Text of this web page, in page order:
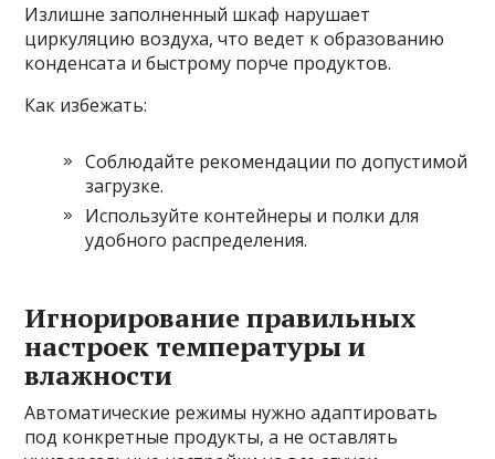
Излишне заполненный шкаф нарушает
циркуляцию воздуха, что ведет к образованию
конденсата и быстрому порче продуктов.
Как избежать:
Соблюдайте рекомендации по допустимой
загрузке.
Используйте контейнеры и полки для
удобного распределения.
Игнорирование правильных
настроек температуры и
влажности
Автоматические режимы нужно адаптировать
под конкретные продукты, а не оставлять